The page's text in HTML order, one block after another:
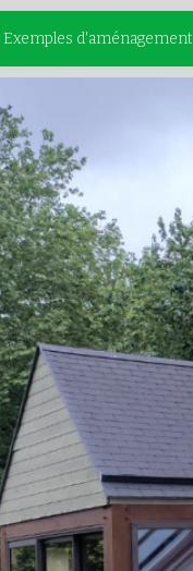
Exemples d'aménagement